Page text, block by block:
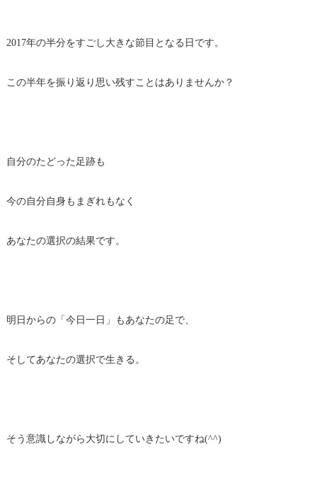
2017年の半分をすごし大きな節目となる日です。
この半年を振り返り思い残すことはありませんか？
自分のたどった足跡も
今の自分自身もまぎれもなく
あなたの選択の結果です。
明日からの「今日一日」もあなたの足で、
そしてあなたの選択で生きる。
そう意識しながら大切にしていきたいですね(^^)